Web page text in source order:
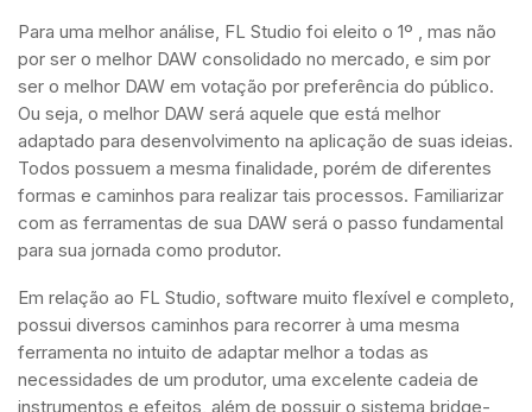
Para uma melhor análise, FL Studio foi eleito o 1º , mas não
por ser o melhor DAW consolidado no mercado, e sim por
ser o melhor DAW em votação por preferência do público.
Ou seja, o melhor DAW será aquele que está melhor
adaptado para desenvolvimento na aplicação de suas ideias.
Todos possuem a mesma finalidade, porém de diferentes
formas e caminhos para realizar tais processos. Familiarizar
com as ferramentas de sua DAW será o passo fundamental
para sua jornada como produtor.
Em relação ao FL Studio, software muito flexível e completo,
possui diversos caminhos para recorrer à uma mesma
ferramenta no intuito de adaptar melhor a todas as
necessidades de um produtor, uma excelente cadeia de
instrumentos e efeitos, além de possuir o sistema bridge-